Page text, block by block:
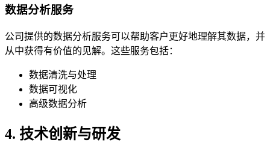
数据分析服务
公司提供的数据分析服务可以帮助客户更好地理解其数据，并
从中获得有价值的见解。这些服务包括：
数据清洗与处理
数据可视化
高级数据分析
4. 技术创新与研发